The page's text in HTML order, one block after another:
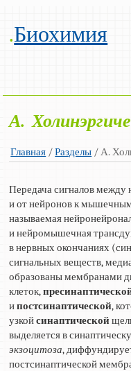
.Биохимия
А.
Главная /Разделы / А.
Передача сигналов между
и от нейронов к
называемая
и нейромышечная
в нервных окончаниях
сигнальных веществ,
образованы мембранами
клеток,
ипостсинаптической,
узкойсинаптической
выделяется в
экзоцитоза,
постсинаптической